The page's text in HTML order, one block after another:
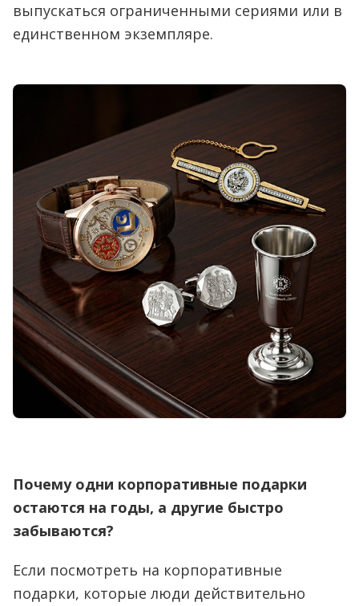
выпускаться ограниченными сериями или в
единственном экземпляре.
Почему одни корпоративные подарки
остаются на годы, а другие быстро
забываются?
Если посмотреть на корпоративные
подарки, которые люди действительно